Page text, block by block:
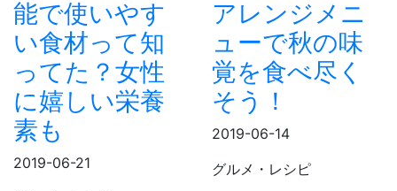
能で使いやす
い食材って知
ってた？女性
に嬉しい栄養
素も
2019-06-21
アレンジメニ
ューで秋の味
覚を食べ尽く
そう！
2019-06-14
グルメ・レシピ